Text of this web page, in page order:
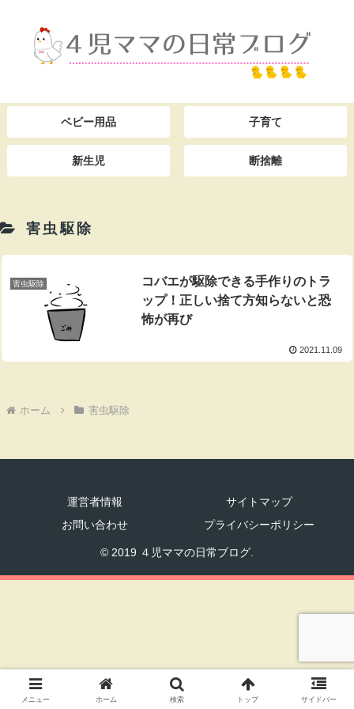
ベビー用品 子育て
新生児 断捨離
害虫駆除
害虫駆除
コバエが駆除できる手作りのトラ
ップ！正しい捨て方知らないと恐
怖が再び
2021.11.09
ホーム 害虫駆除
運営者情報
サイトマップ
お問い合わせ
プライバシーポリシー
© 2019 ４児ママの日常ブログ.
メニュー ホーム 検索 トップ サイドバー